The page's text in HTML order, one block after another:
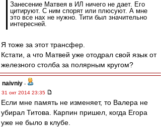
Занесение Матвея в ИЛ ничего не дает. Его
цитируют. С ним спорят или плюсуют. А мне
это все нах не нужно. Тити был значительно
интересней.
Я тоже за этот трансфер.
Кстати, а что Матвей уже отодрал свой язык от
железного столба за полярным кругом?
naivniy -
31 окт 2014 23:35
Если мне память не изменяет, то Валера не
убирал Титова. Карпин пришел, когда Егора
уже не было в клубе.